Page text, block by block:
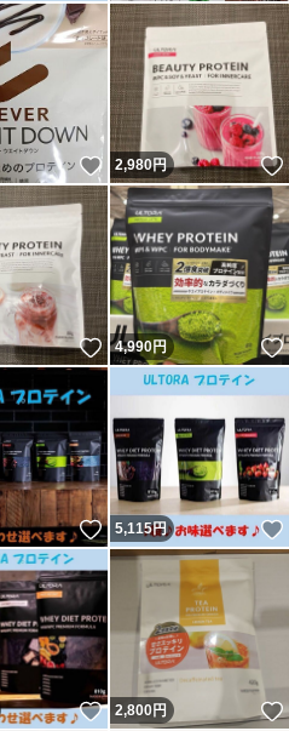
いいね！
2,980円
いいね！
4,990円
いいね！
5,115円
いいね！
2,800円